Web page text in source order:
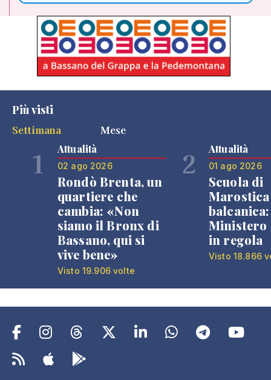
Più visti
Settimana
Mese
1 Attualità
02 ago 2026
Rondò Brenta, un
quartiere che
cambia: «Non
siamo il Bronx di
Bassano, qui si
vive bene»
Visto 19.906 volte
2 Attualità
01 ago 2026
Scuola di
Ministero
in regola
Visto 18.866